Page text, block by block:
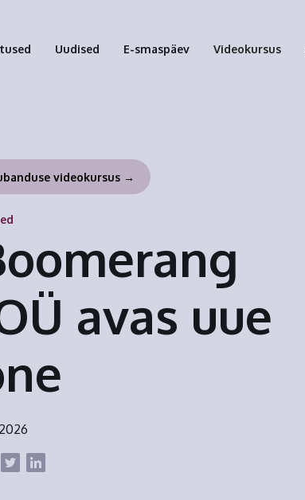
Uudised E-smaspäev Videokursus
videokursus →
avas uue